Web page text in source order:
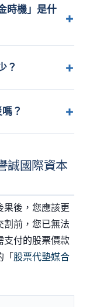
時機」是什
？
？
誠國際資本
果後，您應該更
割前，您已無法
支付的股票價款
「股票代墊媒合